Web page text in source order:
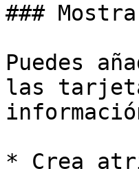
###
Puedes
las
* Crea